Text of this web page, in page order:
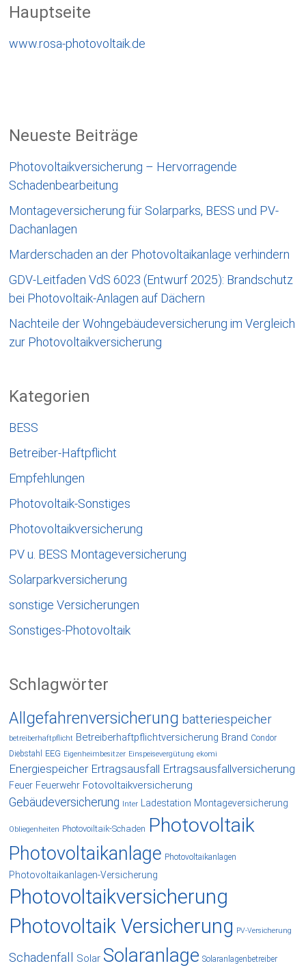
Hauptseite
www.rosa-photovoltaik.de
Neueste Beiträge
Photovoltaikversicherung – Hervorragende
Schadenbearbeitung
Montageversicherung für Solarparks, BESS und PV-
Dachanlagen
Marderschaden an der Photovoltaikanlage verhindern
GDV-Leitfaden VdS 6023 (Entwurf 2025): Brandschutz
bei Photovoltaik-Anlagen auf Dächern
Nachteile der Wohngebäudeversicherung im Vergleich
zur Photovoltaikversicherung
Kategorien
BESS
Betreiber-Haftpflicht
Empfehlungen
Photovoltaik-Sonstiges
Photovoltaikversicherung
PV u. BESS Montageversicherung
Solarparkversicherung
sonstige Versicherungen
Sonstiges-Photovoltaik
Schlagwörter
Allgefahrenversicherung batteriespeicher
betreiberhaftpflicht Betreiberhaftpflichtversicherung Brand Condor
Diebstahl
EEG Eigenheimbesitzer Einspeisevergütung ekomi
Energiespeicher Ertragsausfall Ertragsausfallversicherung
Feuer Feuerwehr Fotovoltaikversicherung
Gebäudeversicherung Inter Ladestation Montageversicherung
Obliegenheiten Photovoiltaik-Schaden Photovoltaik
Photovoltaikanlage Photovoltaikanlagen
Photovoltaikanlagen-Versicherung
Photovoltaikversicherung
Photovoltaik Versicherung PV-Versicherung
Schadenfall Solar Solaranlage Solaranlagenbetreiber